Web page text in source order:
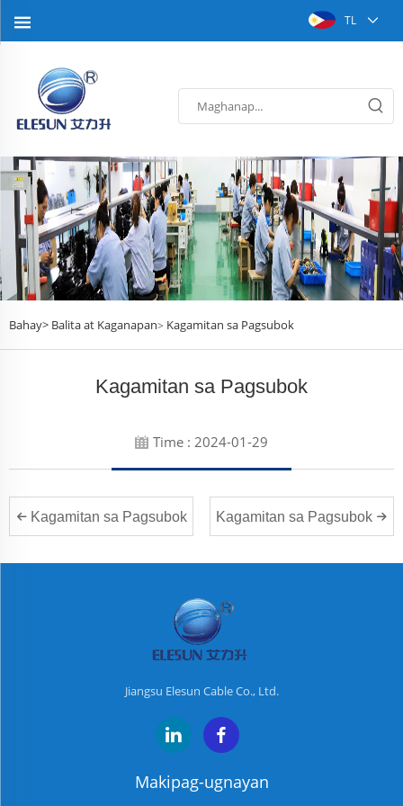
TL
Bahay> Balita at Kaganapan> Kagamitan sa Pagsubok
Kagamitan sa Pagsubok
Time : 2024-01-29
Kagamitan sa Pagsubok Kagamitan sa Pagsubok
Jiangsu Elesun Cable Co., Ltd.
Makipag-ugnayan